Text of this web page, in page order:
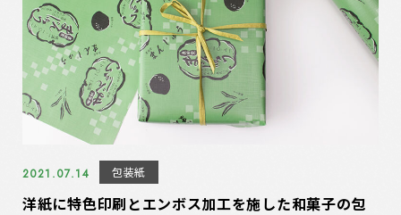
2021.07.14 包装紙
洋紙に特色印刷とエンボス加工を施した和菓子の包